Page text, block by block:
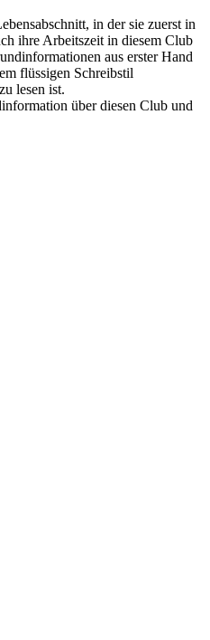
in der sie zuerst in
ihre Arbeitszeit in diesem Club
aus erster Hand
flüssigen Schreibstil
lesen ist.
über diesen Club und